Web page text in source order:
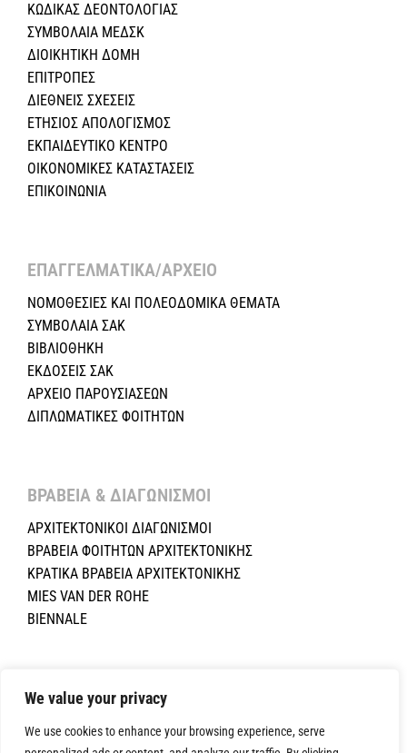
We value your privacy
We use cookies to enhance your browsing experience, serve
ΚΩΔΙΚΑΣ ΔΕΟΝΤΟΛΟΓΙΑΣ
ΣΥΜΒΟΛΑΙΑ ΜΕΔΣΚ
ΔΙΟΙΚΗΤΙΚΗ ΔΟΜΗ
ΕΠΙΤΡΟΠΕΣ
ΔΙΕΘΝΕΙΣ ΣΧΕΣEIΣ
ΕΤΗΣΙΟΣ ΑΠΟΛΟΓΙΣΜΟΣ
ΕΚΠΑΙΔΕΥΤΙΚΟ ΚΕΝΤΡΟ
ΟΙΚΟΝΟΜΙΚΕΣ ΚΑΤΑΣΤΑΣΕΙΣ
ΕΠΙΚΟΙΝΩΝΙΑ
ΕΠΑΓΓΕΛΜΑΤΙΚΑ/ΑΡΧΕΙΟ ​
ΝΟΜΟΘΕΣΙΕΣ KAI ΠΟΛΕΟΔΟΜΙΚΑ ΘΕΜΑΤΑ
ΣΥΜΒΟΛΑΙΑ ΣΑΚ
ΒΙΒΛΙΟΘΗΚΗ
ΕΚΔΟΣΕΙΣ ΣΑΚ
ΑΡΧΕΙΟ ΠΑΡΟΥΣΙΑΣΕΩΝ
ΔΙΠΛΩΜΑΤΙΚΕΣ ΦΟΙΤΗΤΩΝ
ΒΡΑΒΕΙΑ & ΔΙΑΓΩΝΙΣΜΟΙ ​
ΑΡΧΙΤΕΚΤΟΝΙΚΟΙ ΔΙΑΓΩΝΙΣΜΟΙ
ΒΡΑΒΕΙΑ ΦΟΙΤΗΤΩΝ ΑΡΧΙΤΕΚΤΟΝΙΚΗΣ
ΚΡΑΤΙΚΑ ΒΡΑΒΕΙΑ ΑΡΧΙΤΕΚΤΟΝΙΚΗΣ
MIES VAN DER ROHE
BIENNALE
Reserved. Powered byNETinfo Plc